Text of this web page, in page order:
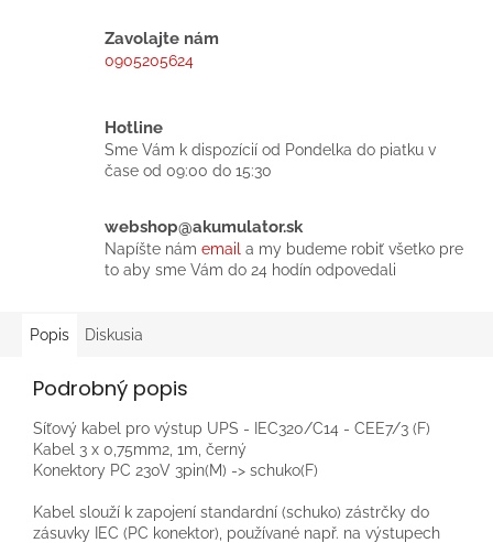
Zavolajte nám
0905205624
Hotline
Sme Vám k dispozícií od Pondelka do piatku v
čase od 09:00 do 15:30
webshop@akumulator.sk
Napíšte nám email a my budeme robiť všetko pre
to aby sme Vám do 24 hodín odpovedali
Popis Diskusia
Podrobný popis
Síťový kabel pro výstup UPS - IEC320/C14 - CEE7/3 (F)
Kabel 3 x 0,75mm2, 1m, černý
Konektory PC 230V 3pin(M) -> schuko(F)
Kabel slouží k zapojení standardní (schuko) zástrčky do
zásuvky IEC (PC konektor), používané např. na výstupech